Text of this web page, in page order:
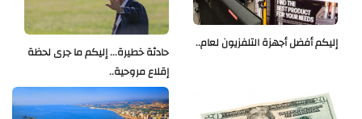
حادثة خطيرة... إليكم ما جرى لحظة
إقلاع مروحية..
إليكم أفضل أجهزة التلفزيون لعام..